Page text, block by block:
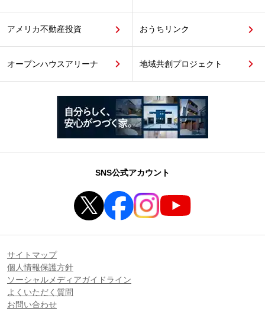
アメリカ不動産投資 おうちリンク
オープンハウスアリーナ 地域共創プロジェクト
SNS公式アカウント
サイトマップ
個人情報保護方針
ソーシャルメディアガイドライン
よくいただく質問
お問い合わせ